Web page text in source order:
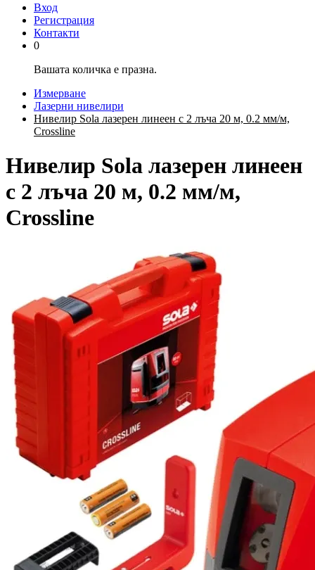
Вход
Регистрация
Контакти
0
Вашата количка е празна.
Измерване
Лазерни нивелири
Нивелир Sola лазерен линеен с 2 лъча 20 м, 0.2 мм/м,
Crossline
Нивелир Sola лазерен линеен
с 2 лъча 20 м, 0.2 мм/м,
Crossline